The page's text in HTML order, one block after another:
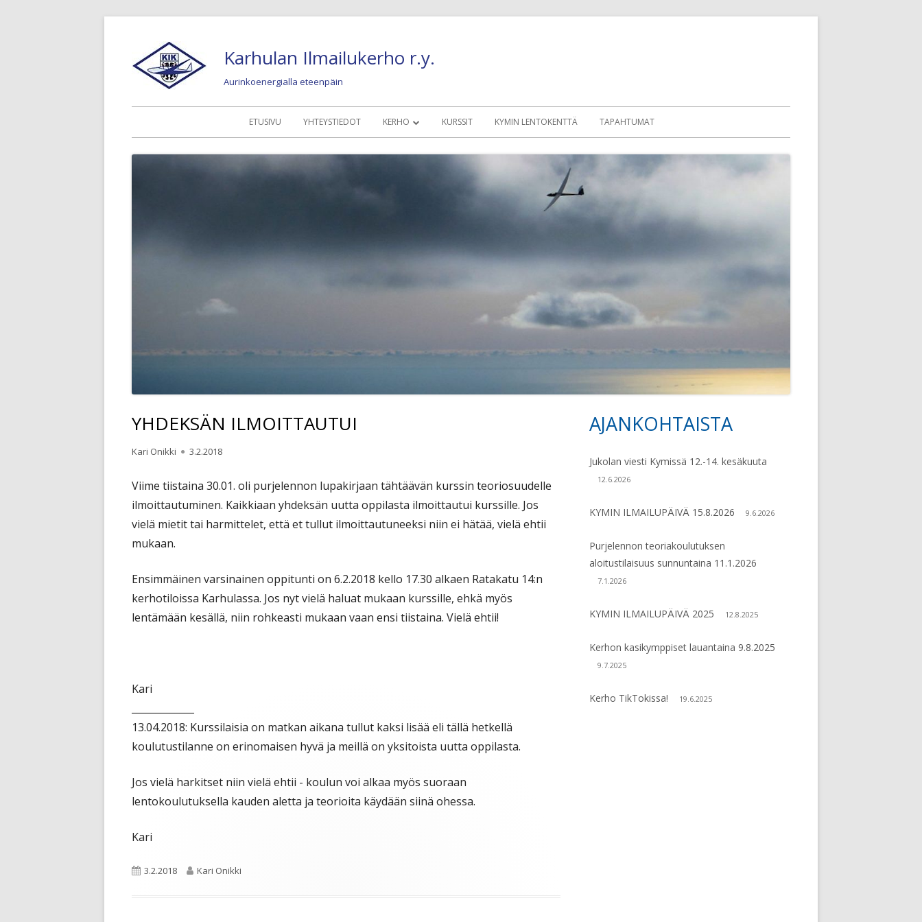
Karhulan Ilmailukerho r.y.
Aurinkoenergialla eteenpäin
valikko
ETUSIVU YHTEYSTIEDOT KERHO
NYKYINEN LENTOKALUSTO
KONEET 1960 – 1969
KONEET 1970 – 1979
KONEET 1980 –
KURSSIT KYMIN LENTOKENTTÄ TAPAHTUMAT
YHDEKSÄN ILMOITTAUTUI
Kirjoittaja
Kari Onikki Julkaistu
3.2.2018
Viime tiistaina 30.01. oli purjelennon lupakirjaan tähtäävän kurssin teoriosuudelle
ilmoittautuminen. Kaikkiaan yhdeksän uutta oppilasta ilmoittautui kurssille. Jos
vielä mietit tai harmittelet, että et tullut ilmoittautuneeksi niin ei hätää, vielä ehtii
mukaan.
Ensimmäinen varsinainen oppitunti on 6.2.2018 kello 17.30 alkaen Ratakatu 14:n
kerhotiloissa Karhulassa. Jos nyt vielä haluat mukaan kurssille, ehkä myös
lentämään kesällä, niin rohkeasti mukaan vaan ensi tiistaina. Vielä ehtii!
Kari
13.04.2018: Kurssilaisia on matkan aikana tullut kaksi lisää eli tällä hetkellä
koulutustilanne on erinomaisen hyvä ja meillä on yksitoista uutta oppilasta.
Jos vielä harkitset niin vielä ehtii - koulun voi alkaa myös suoraan
lentokoulutuksella kauden aletta ja teorioita käydään siinä ohessa.
Kari
Julkaistu
3.2.2018 Kirjoittaja
Kari Onikki
Sivupalkki
AJANKOHTAISTA
Jukolan viesti Kymissä 12.-14. kesäkuuta
12.6.2026
KYMIN ILMAILUPÄIVÄ 15.8.2026 9.6.2026
Purjelennon teoriakoulutuksen
aloitustilaisuus sunnuntaina 11.1.2026
7.1.2026
KYMIN ILMAILUPÄIVÄ 2025 12.8.2025
Kerhon kasikymppiset lauantaina 9.8.2025
9.7.2025
Kerho TikTokissa! 19.6.2025